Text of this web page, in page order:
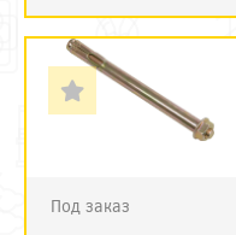
Под заказ